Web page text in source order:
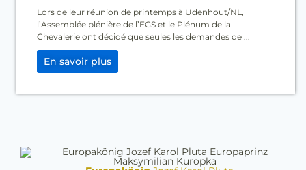
Lors de leur réunion de printemps à Udenhout/NL,
l’Assemblée plénière de l’EGS et le Plénum de la
Chevalerie ont décidé que seules les demandes de ...
En savoir plus